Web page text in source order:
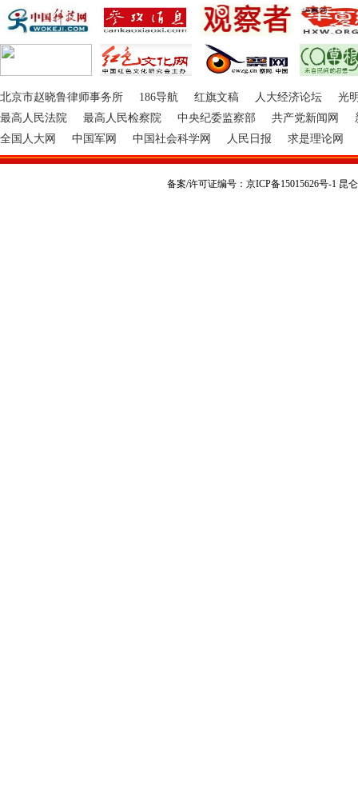
北京市赵晓鲁律师事务所 186导航 红旗文稿 人大经济论坛
光
最高人民法院
最高人民检察院 中央纪委监察部 共产党新闻网
全国人大网
中国军网 中国社会科学网 人民日报 求是理论网
备案/许可证编号：京ICP备15015626号-1 昆